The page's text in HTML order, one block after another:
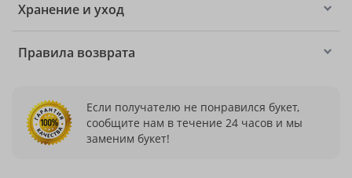
Хранение и уход
Правила возврата
Если получателю не понравился букет,
сообщите нам в течение 24 часов и мы
заменим букет!